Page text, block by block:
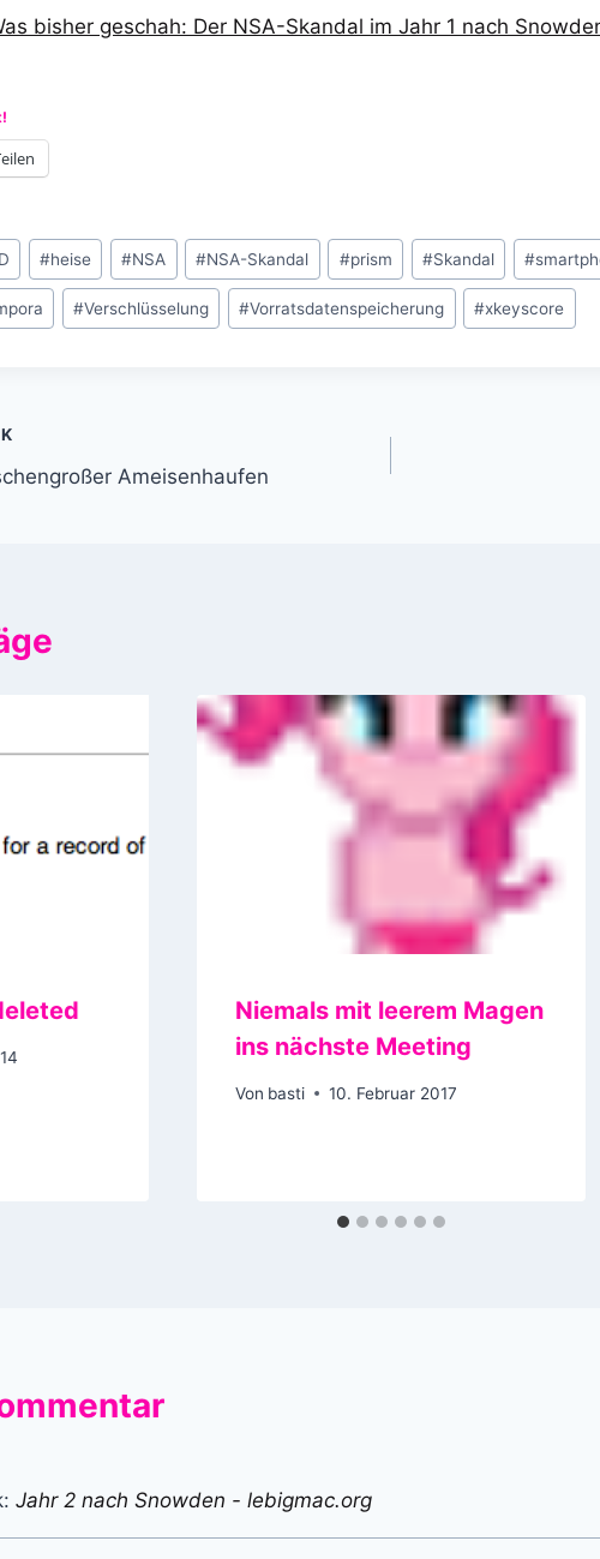
bisher geschah: Der NSA-Skandal im Jahr 1 nach
#heise #NSA #NSA-Skandal #prism #Skandal #
#Verschlüsselung #Vorratsdatenspeicherung #xkeyscore
Ameisenhaufen
Niemals mit leerem Magen
ins nächste Meeting
Von basti 10. Februar 2017
Jahr 2 nach Snowden - lebigmac.org